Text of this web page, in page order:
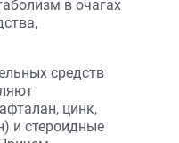
в очагах
средств
цинк,
и стероидные